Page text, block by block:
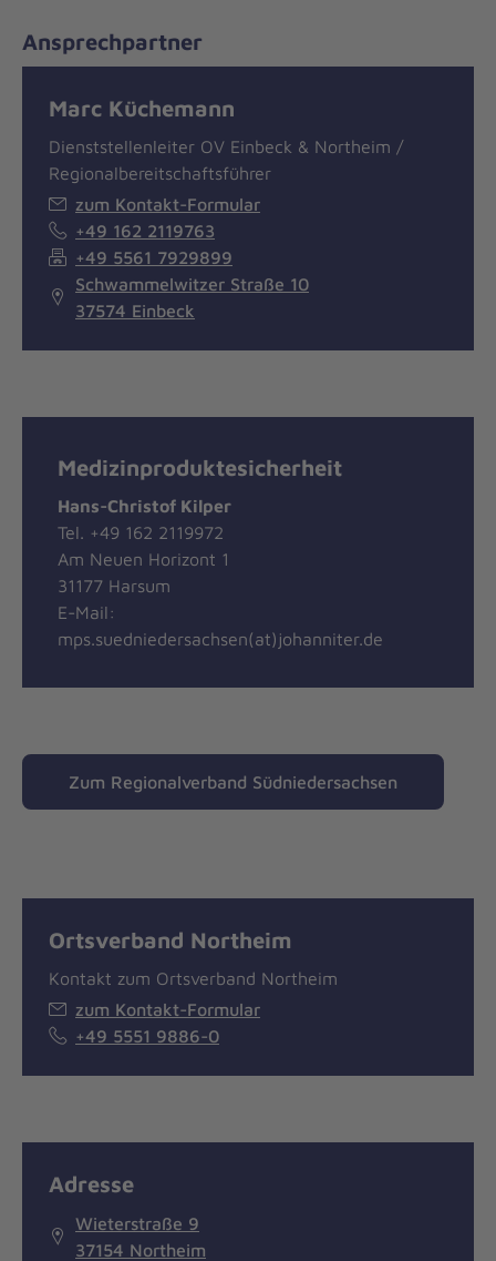
Ansprechpartner
Marc Küchemann
Dienststellenleiter OV Einbeck & Northeim /
Regionalbereitschaftsführer
zum Kontakt-Formular
+49 162 2119763
+49 5561 7929899
Schwammelwitzer Straße 10
37574 Einbeck
Medizinproduktesicherheit
Hans-Christof Kilper
Tel. +49 162 2119972
Am Neuen Horizont 1
31177 Harsum
E-Mail:
mps.suedniedersachsen(at)johanniter.de
Zum Regionalverband Südniedersachsen
Ortsverband Northeim
Kontakt zum Ortsverband Northeim
zum Kontakt-Formular
+49 5551 9886-0
Adresse
Wieterstraße 9
37154 Northeim